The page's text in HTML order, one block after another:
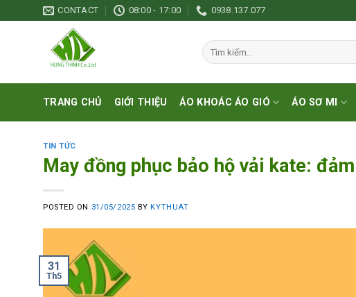
to
CONTACT 08:00 - 17:00 0938.137.077
Tìm
kiếm:
TRANG CHỦ GIỚI THIỆU ÁO KHOÁC ÁO GIÓ ÁO SƠ MI
TIN TỨC
May đồng phục bảo hộ vải kate:
POSTED ON 31/05/2025 BYKYTHUAT
31
Th5